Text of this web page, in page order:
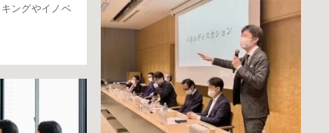
ングやイノベ